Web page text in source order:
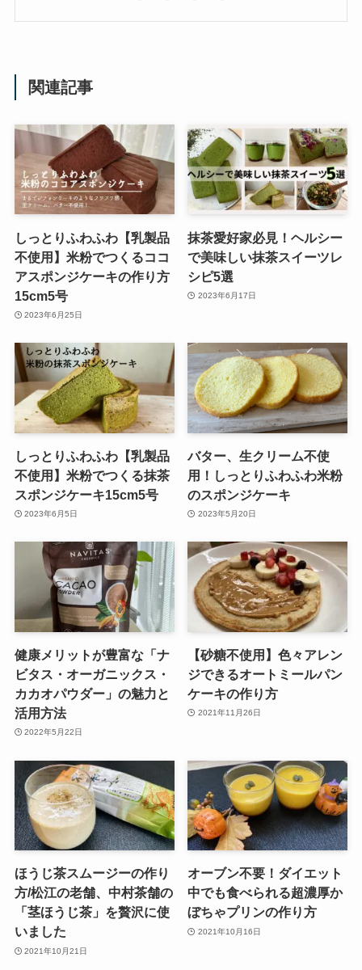
関連記事
しっとりふわふわ【乳製品
不使用】米粉でつくるココ
アスポンジケーキの作り方
15cm5号
2023年6月25日
抹茶愛好家必見！ヘルシー
で美味しい抹茶スイーツレ
シピ5選
2023年6月17日
しっとりふわふわ【乳製品
不使用】米粉でつくる抹茶
スポンジケーキ15cm5号
2023年6月5日
バター、生クリーム不使
用！しっとりふわふわ米粉
のスポンジケーキ
2023年5月20日
健康メリットが豊富な「ナ
ビタス・オーガニックス・
カカオパウダー」の魅力と
活用方法
2022年5月22日
【砂糖不使用】色々アレン
ジできるオートミールパン
ケーキの作り方
2021年11月26日
ほうじ茶スムージーの作り
方/松江の老舗、中村茶舗の
「茎ほうじ茶」を贅沢に使
いました
2021年10月21日
オーブン不要！ダイエット
中でも食べられる超濃厚か
ぼちゃプリンの作り方
2021年10月16日